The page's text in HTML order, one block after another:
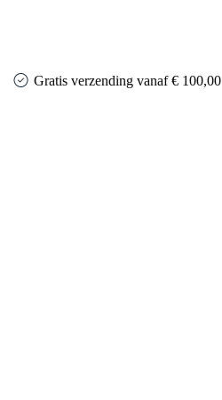
Gratis verzending vanaf € 100,00